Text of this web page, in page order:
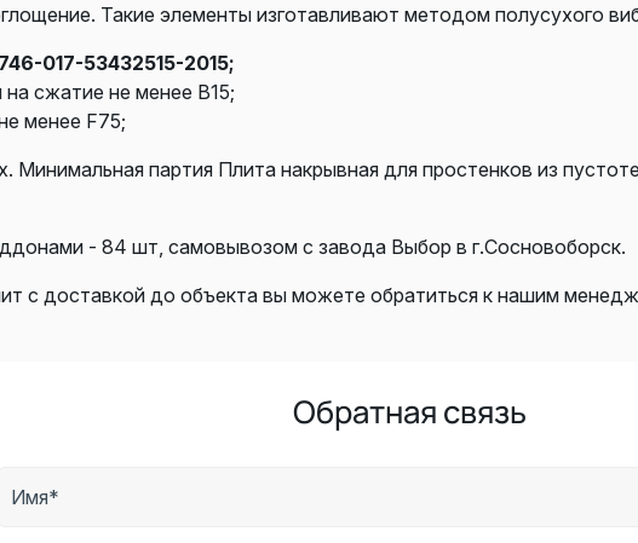
Такие элементы изготавливают методом полусухого
017-53432515-2015;
сжатие не менее В15;
менее F75;
Минимальная партия Плита накрывная для простенков из
- 84 шт, самовывозом с завода Выбор в г.Сосновоборск.
с доставкой до объекта вы можете обратиться к нашим
Обратная связь